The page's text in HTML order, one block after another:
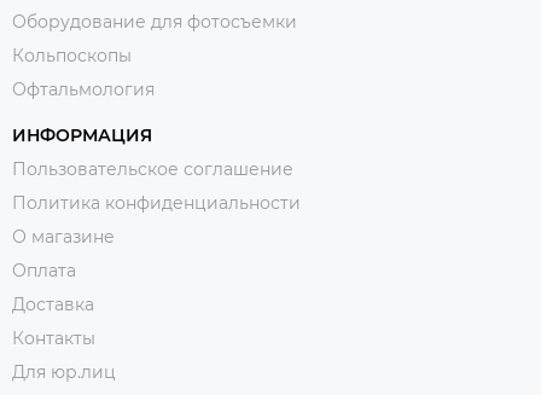
Оборудование для фотосъемки
Кольпоскопы
Офтальмология
ИНФОРМАЦИЯ
Пользовательское соглашение
Политика конфиденциальности
О магазине
Оплата
Доставка
Контакты
Для юр.лиц